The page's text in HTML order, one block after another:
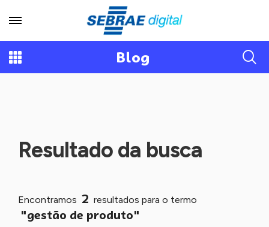
Blog
Resultado da busca
Encontramos 2 resultados para o termo
"gestão de produto"